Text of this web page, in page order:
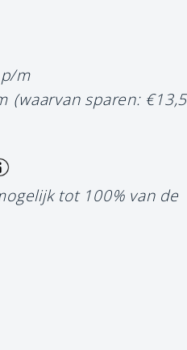
m
(waarvan sparen:
tot 100% van de